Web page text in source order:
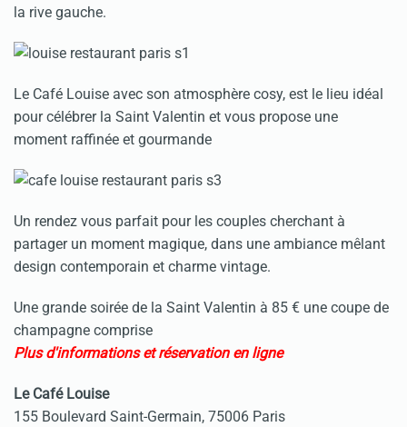
la rive gauche.
Le Café Louise avec son atmosphère cosy, est le lieu idéal
pour célébrer la Saint Valentin et vous propose une
moment raffinée et gourmande
Un rendez vous parfait pour les couples cherchant à
partager un moment magique, dans une ambiance mêlant
design contemporain et charme vintage.
Une grande soirée de la Saint Valentin à 85 € une coupe de
champagne comprise
Plus d'informations et réservation en ligne
Le Café Louise
155 Boulevard Saint-Germain, 75006 Paris